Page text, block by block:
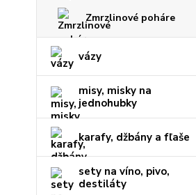
Zmrzlinové poháre
vázy
misy, misky na
jednohubky
karafy, džbány a fľaše
sety na víno, pivo,
destiláty